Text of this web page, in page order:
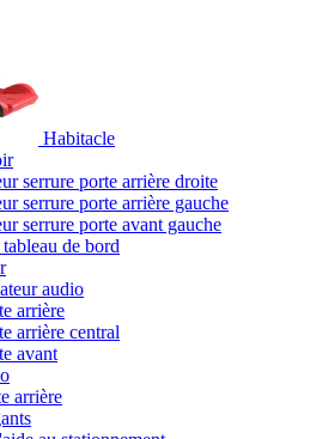
Habitacle
serrure porte arrière droite
serrure porte arrière gauche
serrure porte avant gauche
de bord
audio
arrière
arrière central
avant
arrière